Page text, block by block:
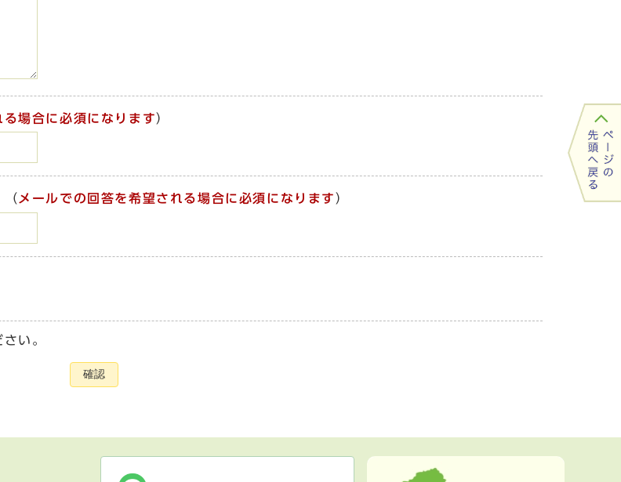
場合に必須になります）
（ メールでの回答を希望される場合に必須になります ）
い。
確認